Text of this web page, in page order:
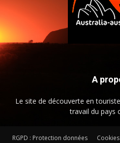
A
Le site de découverte en
travail du pays
RGPD : Protection données Cookies